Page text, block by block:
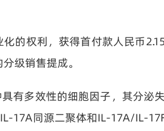
的权利，获得首付款人民币
级销售提成。
有多效性的细胞因子，其分泌
17A同源二聚体和IL-17A/IL-